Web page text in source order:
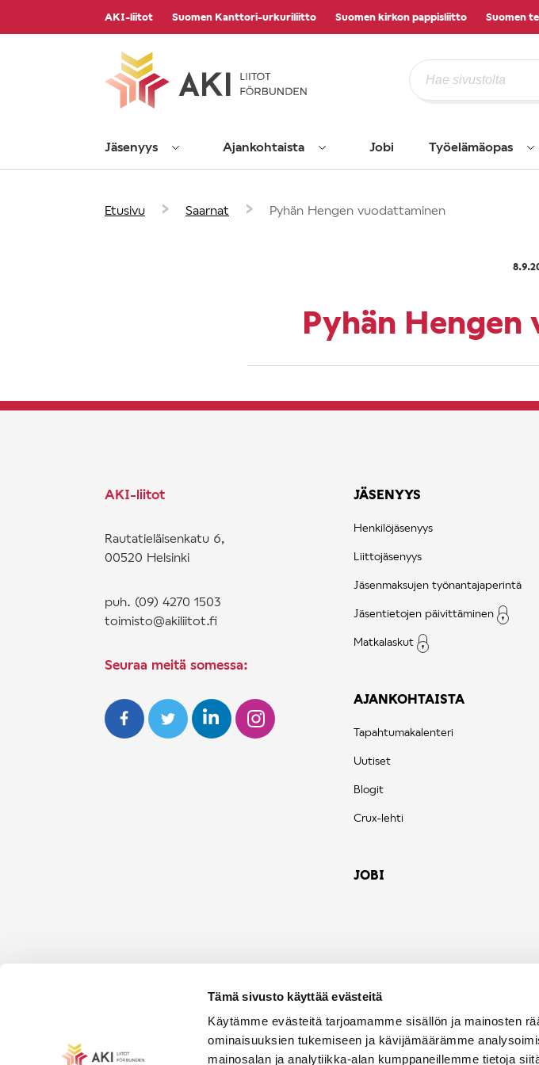
Tämä sivusto käyttää evästeitä
Käytämme evästeitä tarjoamamme sisällön ja mainosten
ominaisuuksien tukemiseen ja kävijämäärämme
mainosalan ja analytiikka-alan kumppaneillemme tietoja
AKI-liitot Suomen Kanttori-urkuriliitto Suomen kirkon pappisliitto Suomen
Jäsenyys Ajankohtaista Jobi Työelämäopas
Etusivu › Saarnat › Pyhän Hengen vuodattaminen
Pyhän
AKI-liitot
Rautatieläisenkatu 6,
00520 Helsinki
puh. (09) 4270 1503
toimisto@akiliitot.fi
Seuraa meitä somessa:
JÄSENYYS
Henkilöjäsenyys
Liittojäsenyys
Jäsenmaksujen työnantajaperintä
Jäsentietojen päivittäminen
Matkalaskut
AJANKOHTAISTA
Tapahtumakalenteri
Uutiset
Blogit
Crux-lehti
JOBI